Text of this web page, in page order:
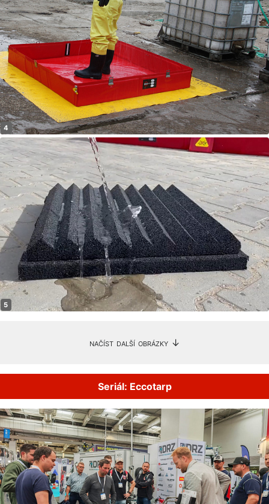
načíst další obrázky ↓
Seriál: Eccotarp